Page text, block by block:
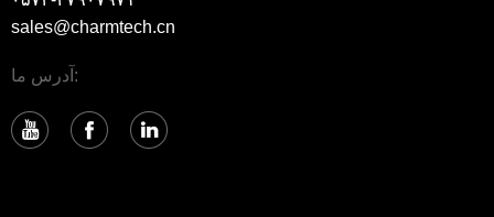
sales@charmtech.cn
آدرس ما: